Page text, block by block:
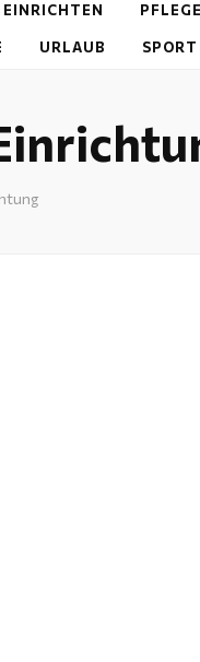
EINRICHTEN PFLEGE
URLAUB SPORT